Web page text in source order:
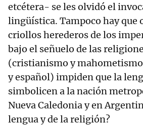
etcétera- se les olvidó el
lingüística. Tampoco hay que
criollos herederos de los
bajo el señuelo de las
(cristianismo y
y español) impiden que la
simbolicen a la nación
Nueva Caledonia y en
lengua y de la religión?